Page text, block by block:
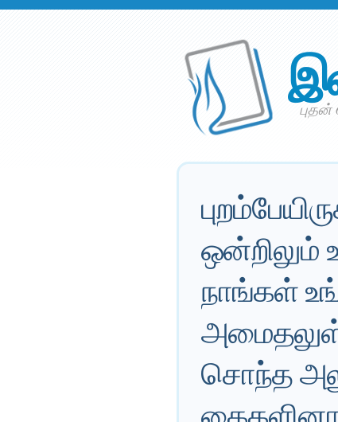
புதன்
ஒன்றிலும்
நாங்கள்
சொந்த